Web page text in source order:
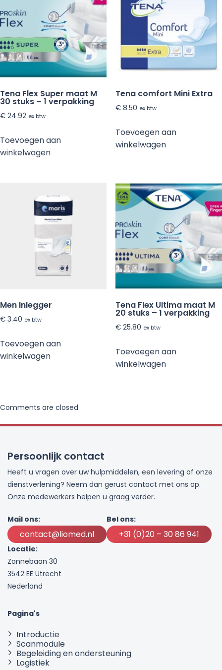
Tena Flex Super maat M
30 stuks – 1 verpakking
€ 24.92 ex btw
Toevoegen aan
winkelwagen
Tena comfort Mini Extra
€8.50 ex btw
Toevoegen aan
winkelwagen
Men Inlegger
€ 3.40 ex btw
Toevoegen aan
winkelwagen
Tena Flex Ultima maat M
20 stuks – 1 verpakking
€25.80 ex btw
Toevoegen aan
winkelwagen
Comments are closed
Persoonlijk contact
Heeft u vragen over uw hulpmiddelen, een levering of onze
dienstverlening? Neem dan gerust contact met ons op.
Onze medewerkers helpen u graag verder.
Mail ons:
contact@liomed.nl
Bel ons:
+31 (0)20 – 30 86 941
Locatie:
Zonnebaan 30
3542 EE Utrecht
Nederland
Pagina's
Introductie
Scanmodule
Begeleiding en ondersteuning
Logistiek